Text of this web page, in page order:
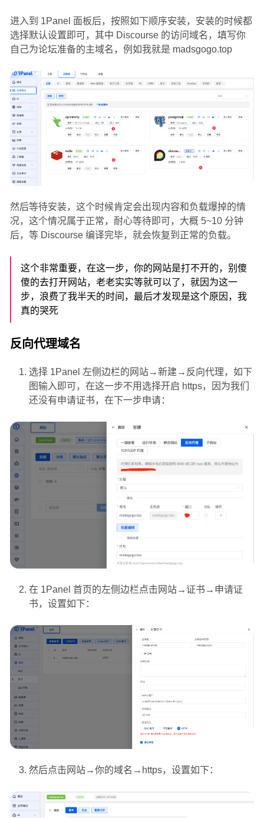
进入到 1Panel 面板后，按照如下顺序安装，安装的时候都
选择默认设置即可，其中 Discourse 的访问域名，填写你
自己为论坛准备的主域名，例如我就是 madsgogo.top
然后等待安装，这个时候肯定会出现内容和负载爆掉的情
况，这个情况属于正常，耐心等待即可，大概 5~10 分钟
后，等 Discourse 编译完毕，就会恢复到正常的负载。
这个非常重要，在这一步，你的网站是打不开的，别傻
傻的去打开网站，老老实实等就可以了，就因为这一
步，浪费了我半天的时间，最后才发现是这个原因，我
真的哭死
反向代理域名
选择 1Panel 左侧边栏的网站→新建→反向代理，如下
图输入即可，在这一步不用选择开启 https，因为我们
还没有申请证书，在下一步申请：
在 1Panel 首页的左侧边栏点击网站→证书→申请证
书，设置如下：
然后点击网站→你的域名→https，设置如下：